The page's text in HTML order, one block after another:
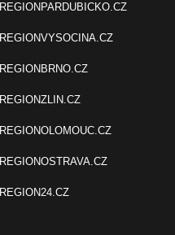
REGIONPARDUBICKO.CZ
REGIONVYSOCINA.CZ
REGIONBRNO.CZ
REGIONZLIN.CZ
REGIONOLOMOUC.CZ
REGIONOSTRAVA.CZ
REGION24.CZ